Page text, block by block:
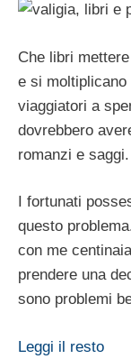
Che libri
e si moltiplicano
viaggiatori a
dovrebbero
romanzi e saggi.
I fortunati
questo
con me
prendere una
sono problemi
Leggi il resto